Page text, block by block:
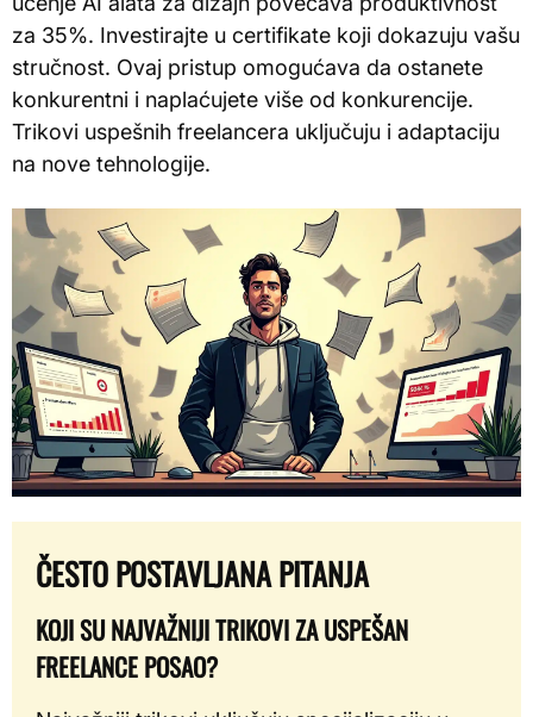
za 35%. Investirajte u certifikate koji dokazuju vašu
stručnost. Ovaj pristup omogućava da ostanete
konkurentni i naplaćujete više od konkurencije.
Trikovi uspešnih freelancera uključuju i adaptaciju
na nove tehnologije.
ČESTO POSTAVLJANA PITANJA
KOJI SU NAJVAŽNIJI TRIKOVI ZA USPEŠAN
FREELANCE POSAO?